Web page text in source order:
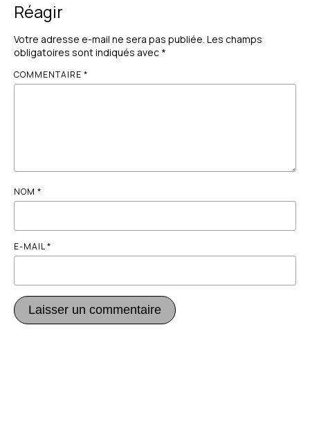
Réagir
Votre adresse e-mail ne sera pas publiée. Les champs
obligatoires sont indiqués avec *
COMMENTAIRE *
NOM *
E-MAIL*